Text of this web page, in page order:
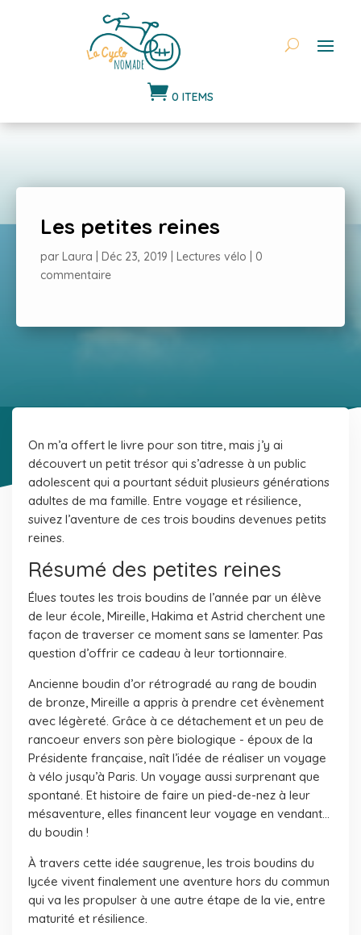
 0 ITEMS
Les petites reines
par Laura Déc 23, 2019 Lectures vélo
0
commentaire
On m’a offert le livre pour son titre, mais j’y ai
découvert un petit trésor qui s’adresse à un public
adolescent qui a pourtant séduit plusieurs générations
adultes de ma famille. Entre voyage et résilience,
suivez l’aventure de ces trois boudins devenues petits
reines.
Résumé des petites reines
Élues toutes les trois boudins de l’année par un élève
de leur école, Mireille, Hakima et Astrid cherchent une
façon de traverser ce moment sans se lamenter. Pas
question d’offrir ce cadeau à leur tortionnaire.
Ancienne boudin d’or rétrogradé au rang de boudin
de bronze, Mireille a appris à prendre cet évènement
avec légèreté. Grâce à ce détachement et un peu de
rancoeur envers son père biologique - époux de la
Présidente française, naît l’idée de réaliser un voyage
à vélo jusqu’à Paris. Un voyage aussi surprenant que
spontané. Et histoire de faire un pied-de-nez à leur
mésaventure, elles financent leur voyage en vendant…
du boudin !
À travers cette idée saugrenue, les trois boudins du
lycée vivent finalement une aventure hors du commun
qui va les propulser à une autre étape de la vie, entre
maturité et résilience.